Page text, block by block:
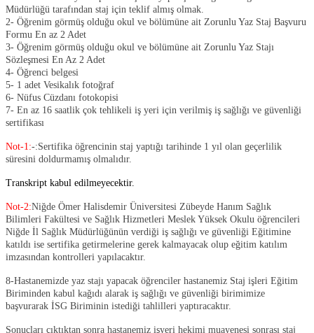
Müdürlüğü tarafından staj için teklif almış olmak.
2- Öğrenim görmüş olduğu okul ve bölümüne ait Zorunlu Yaz Staj Başvuru
Formu En az 2 Adet
3- Öğrenim görmüş olduğu okul ve bölümüne ait Zorunlu Yaz Stajı
Sözleşmesi En Az 2 Adet
4- Öğrenci belgesi
5- 1 adet Vesikalık fotoğraf
6- Nüfus Cüzdanı fotokopisi
7- En az 16 saatlik çok tehlikeli iş yeri için verilmiş iş sağlığı ve güvenliği
sertifikası
Not-1:-:Sertifika öğrencinin staj yaptığı tarihinde 1 yıl olan geçerlilik
süresini doldurmamış olmalıdır.
Transkript kabul edilmeyecektir.
Not-2:Niğde Ömer Halisdemir Üniversitesi Zübeyde Hanım Sağlık
Bilimleri Fakültesi ve Sağlık Hizmetleri Meslek Yüksek Okulu öğrencileri
Niğde İl Sağlık Müdürlüğünün verdiği iş sağlığı ve güvenliği Eğitimine
katıldı ise sertifika getirmelerine gerek kalmayacak olup eğitim katılım
imzasından kontrolleri yapılacaktır.
8-Hastanemizde yaz stajı yapacak öğrenciler hastanemiz Staj işleri Eğitim
Biriminden kabul kağıdı alarak iş sağlığı ve güvenliği birimimize
başvurarak İSG Biriminin istediği tahlilleri yaptıracaktır.
Sonuçları çıktıktan sonra hastanemiz işyeri hekimi muayenesi sonrası staj